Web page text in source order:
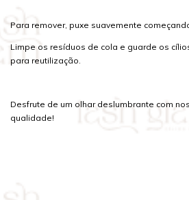
Para remover, puxe suavemente
Limpe os resíduos de cola e guarde os
para reutilização.
Desfrute de um olhar deslumbrante com
qualidade!